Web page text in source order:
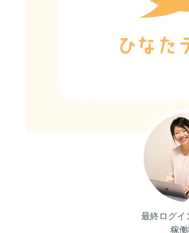
最終ログイ
稼